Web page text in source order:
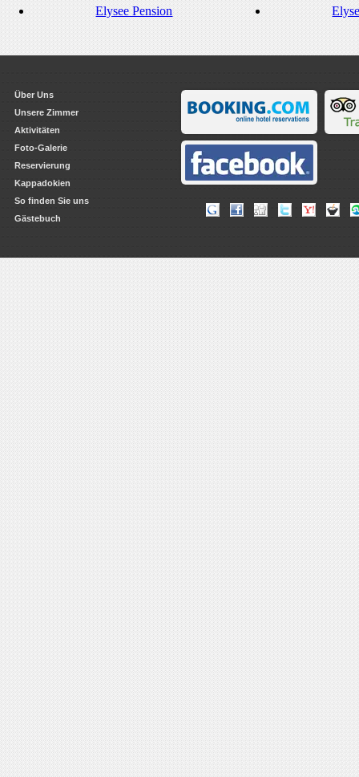
Elysee Pension
Über Uns
Unsere Zimmer
Aktivitäten
Foto-Galerie
Reservierung
Kappadokien
So finden Sie uns
Gästebuch